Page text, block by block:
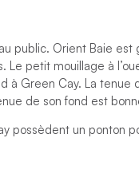
public. Orient Baie est
petit mouillage à
Green Cay. La tenue
de son fond est
possèdent un ponton